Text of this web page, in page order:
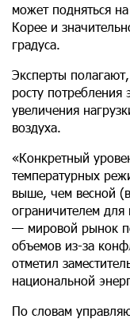
может подняться
Корее и
градуса.
Эксперты
росту потребления
увеличения
воздуха.
«Конкретный
температурных
выше, чем весной
ограничителем
— мировой рынок
объемов из-за
отметил
национальной
По словам